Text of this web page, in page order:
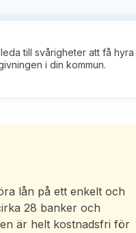
till svårigheter att få hyra
i din kommun.
lån på ett enkelt och
28 banker och
är helt kostnadsfri för